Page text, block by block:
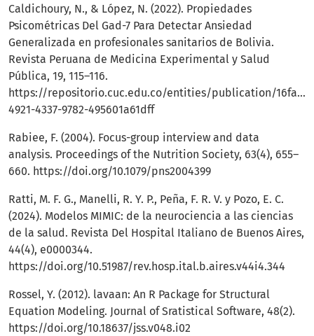
Caldichoury, N., & López, N. (2022). Propiedades
Psicométricas Del Gad-7 Para Detectar Ansiedad
Generalizada en profesionales sanitarios de Bolivia.
Revista Peruana de Medicina Experimental y Salud
Pública, 19, 115–116.
https://repositorio.cuc.edu.co/entities/publication/
4921-4337-9782-495601a61dff
Rabiee, F. (2004). Focus-group interview and data
analysis. Proceedings of the Nutrition Society, 63(4), 655–
660. https://doi.org/10.1079/pns2004399
Ratti, M. F. G., Manelli, R. Y. P., Peña, F. R. V. y Pozo, E. C.
(2024). Modelos MIMIC: de la neurociencia a las ciencias
de la salud. Revista Del Hospital Italiano de Buenos Aires,
44(4), e0000344.
https://doi.org/10.51987/rev.hosp.ital.b.aires.v44i4.344
Rossel, Y. (2012). lavaan: An R Package for Structural
Equation Modeling. Journal of Sratistical Software, 48(2).
https://doi.org/10.18637/jss.v048.i02